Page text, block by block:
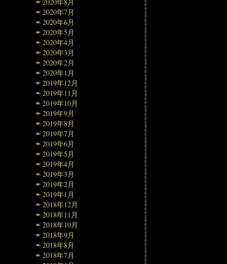
2020年7月
2020年6月
2020年5月
2020年4月
2020年3月
2020年2月
2020年1月
2019年12月
2019年11月
2019年10月
2019年9月
2019年8月
2019年7月
2019年6月
2019年5月
2019年4月
2019年3月
2019年2月
2019年1月
2018年12月
2018年11月
2018年10月
2018年9月
2018年8月
2018年7月